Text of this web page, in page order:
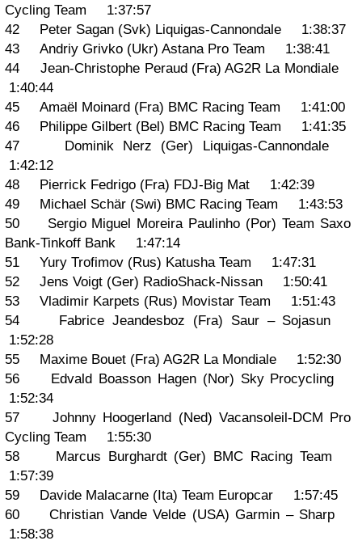
Cycling Team 1:37:57
42 Peter Sagan (Svk) Liquigas-Cannondale 1:38:37
43 Andriy Grivko (Ukr) Astana Pro Team 1:38:41
44 Jean-Christophe Peraud (Fra) AG2R La Mondiale
1:40:44
45 Amaël Moinard (Fra) BMC Racing Team 1:41:00
46 Philippe Gilbert (Bel) BMC Racing Team 1:41:35
47 Dominik Nerz (Ger) Liquigas-Cannondale
1:42:12
48 Pierrick Fedrigo (Fra) FDJ-Big Mat 1:42:39
49 Michael Schär (Swi) BMC Racing Team 1:43:53
50 Sergio Miguel Moreira Paulinho (Por) Team Saxo
Bank-Tinkoff Bank 1:47:14
51 Yury Trofimov (Rus) Katusha Team 1:47:31
52 Jens Voigt (Ger) RadioShack-Nissan 1:50:41
53 Vladimir Karpets (Rus) Movistar Team 1:51:43
54 Fabrice Jeandesboz (Fra) Saur – Sojasun
1:52:28
55 Maxime Bouet (Fra) AG2R La Mondiale 1:52:30
56 Edvald Boasson Hagen (Nor) Sky Procycling
1:52:34
57 Johnny Hoogerland (Ned) Vacansoleil-DCM Pro
Cycling Team 1:55:30
58 Marcus Burghardt (Ger) BMC Racing Team
1:57:39
59 Davide Malacarne (Ita) Team Europcar 1:57:45
60 Christian Vande Velde (USA) Garmin – Sharp
1:58:38